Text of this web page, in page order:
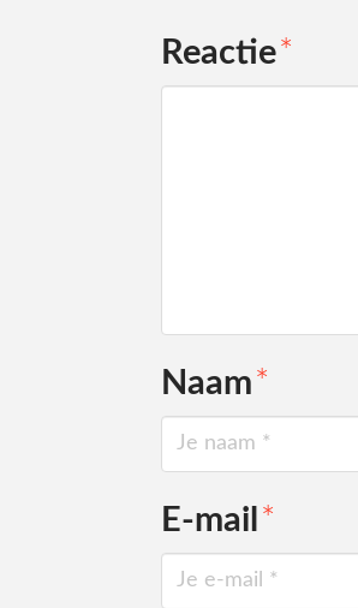
Reactie*
Naam*
E-mail*